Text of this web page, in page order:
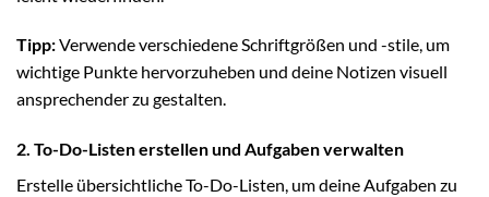
Tipp:Verwende verschiedene Schriftgrößen und -stile, um
wichtige Punkte hervorzuheben und deine Notizen visuell
ansprechender zu gestalten.
2. To-Do-Listen erstellen und Aufgaben verwalten
Erstelle übersichtliche To-Do-Listen, um deine Aufgaben zu